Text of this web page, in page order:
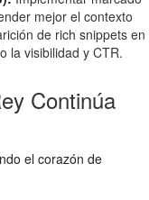
mejor el contexto
de rich snippets en
la visibilidad y CTR.
Continúa
el corazón de